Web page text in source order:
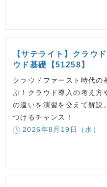
【サテライト】クラウ
ウド基礎【51258】
クラウドファースト時代の
ぶ！クラウド導入の考え方
の違いを演習を交えて解説
つけるチャンス！
2026年8月19日（水）